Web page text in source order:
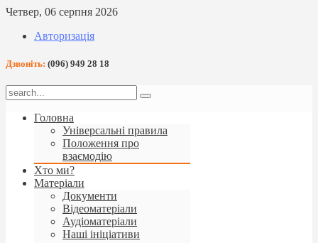
Четвер, 06 серпня 2026
Авторизація
Дзвоніть: (096) 949 28 18
Головна
Універсальні правила
Положення про
взаємодію
Хто ми?
Матеріали
Документи
Відеоматеріали
Аудіоматеріали
Наші ініціативи